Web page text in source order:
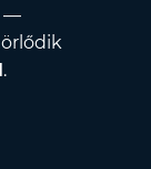
—
.